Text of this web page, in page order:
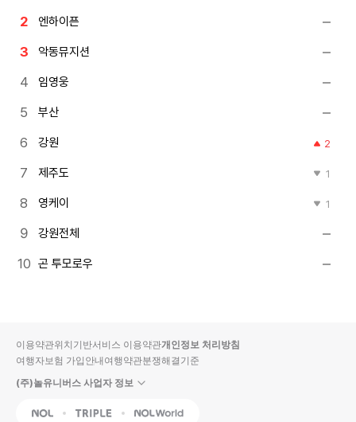
엔하이픈
악동뮤지션
임영웅
부산
강원 2
제주도 1
영케이 1
강원전체
곤 투모로우
이용약관위치기반서비스 이용약관개인정보 처리방침
여행자보험 가입안내여행약관분쟁해결기준
(주)놀유니버스 사업자 정보
NOL Triple Interpark Global